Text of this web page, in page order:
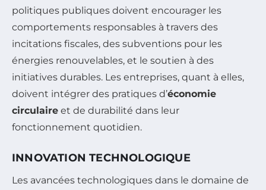
politiques publiques doivent encourager les
comportements responsables à travers des
incitations fiscales, des subventions pour les
énergies renouvelables, et le soutien à des
initiatives durables. Les entreprises, quant à elles,
doivent intégrer des pratiques d’économie
circulaire et de durabilité dans leur
fonctionnement quotidien.
INNOVATION TECHNOLOGIQUE
Les avancées technologiques dans le domaine de